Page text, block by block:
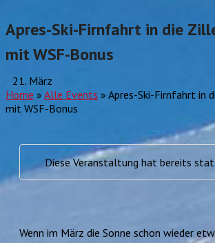
Apres-Ski-Firnfahrt in die
mit WSF-Bonus
21. März
Home » Alle Events » Apres-Ski-Firnfahrt in
mit WSF-Bonus
Diese Veranstaltung hat bereits
Wenn im März die Sonne schon wieder